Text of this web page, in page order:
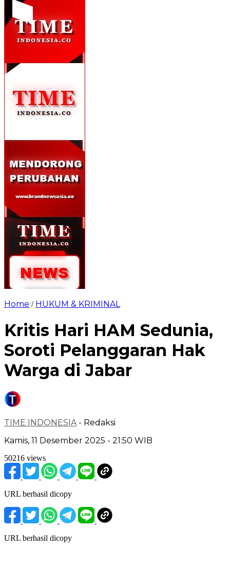
Home / HUKUM & KRIMINAL
Kritis Hari HAM Sedunia,
Soroti Pelanggaran Hak
Warga di Jabar
TIME INDONESIA - Redaksi
Kamis, 11 Desember 2025 - 21:50 WIB
50216 views
URL berhasil dicopy
URL berhasil dicopy